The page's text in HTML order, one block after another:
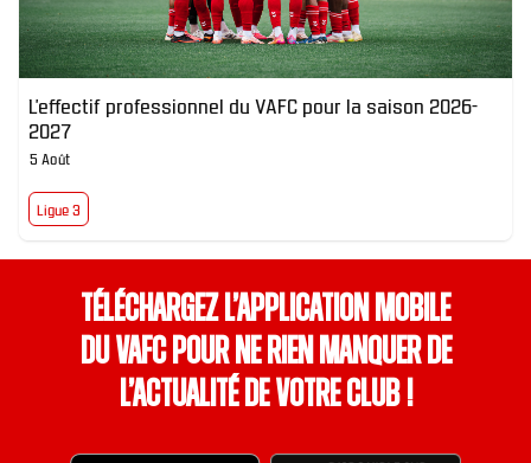
L’effectif professionnel du VAFC pour la saison 2026-
2027
5 Août
Ligue 3
Téléchargez l’application mobile
du VAFC pour ne rien manquer de
l’actualité de votre club !